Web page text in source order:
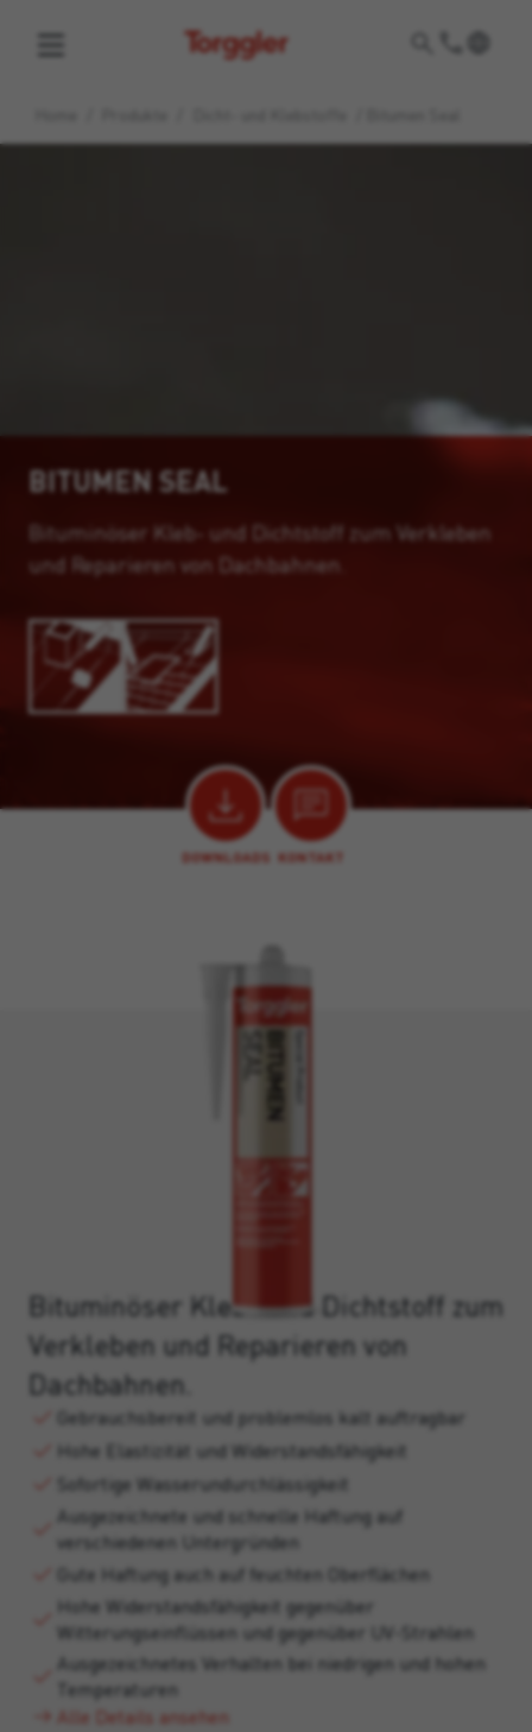
Torggler
BITUMEN SEAL
Bituminöser Kleb- und Dichtstoff zum Verkleben
und Reparieren von Dachbahnen.
DOWNLOADS KONTAKT
Bituminöser Kleb- und Dichtstoff zum
Verkleben und Reparieren von
Dachbahnen.
Gebrauchsbereit und problemlos kalt auftragbar
Hohe Elastizität und Widerstandsfähigkeit
Sofortige Wasserundurchlässigkeit
Ausgezeichnete und schnelle Haftung auf
verschiedenen Untergründen
Gute Haftung auch auf feuchten Oberflächen
Hohe Widerstandsfähigkeit gegenüber
Witterungseinflüssen und gegenüber UV-Strahlen
Ausgezeichnetes Verhalten bei niedrigen und hohen
Temperaturen
Alle Details ansehen